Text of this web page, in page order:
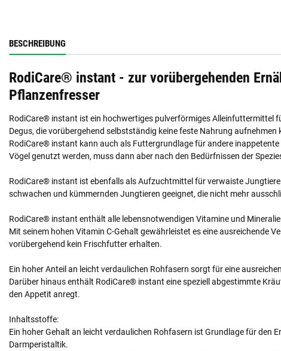
BESCHREIBUNG
RodiCare® instant - zur vorübergehenden
Pflanzenfresser
RodiCare® instant ist ein hochwertiges pulverförmiges Alleinfuttermittel
Degus, die vorübergehend selbstständig keine feste Nahrung aufnehmen
RodiCare® instant kann auch als Futtergrundlage für andere
Vögel genutzt werden, muss dann aber nach den Bedürfnissen der
RodiCare® instant ist ebenfalls als Aufzuchtmittel für verwaiste
schwachen und kümmernden Jungtieren geeignet, die nicht mehr
RodiCare® instant enthält alle lebensnotwendigen Vitamine und
Mit seinem hohen Vitamin C-Gehalt gewährleistet es eine ausreichende
vorübergehend kein Frischfutter erhalten.
Ein hoher Anteil an leicht verdaulichen Rohfasern sorgt für eine
Darüber hinaus enthält RodiCare® instant eine speziell abgestimmte
den Appetit anregt.
Inhaltsstoffe:
Ein hoher Gehalt an leicht verdaulichen Rohfasern ist Grundlage für den
Darmperistaltik.